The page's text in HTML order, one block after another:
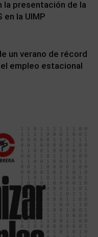
la presentación de la
en la UIMP
un verano de récord
empleo estacional